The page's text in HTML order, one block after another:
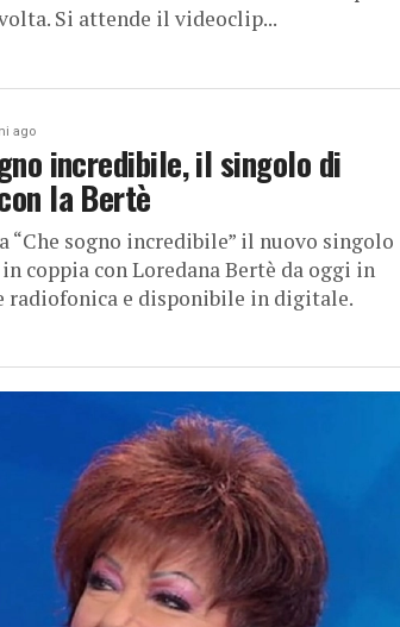
Si attende il videoclip...
ago
incredibile, il singolo di
la Bertè
“Che sogno incredibile” il nuovo singolo
coppia con Loredana Bertè da oggi in
radiofonica e disponibile in digitale.